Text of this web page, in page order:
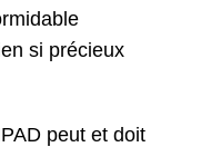
si précieux
peut et doit